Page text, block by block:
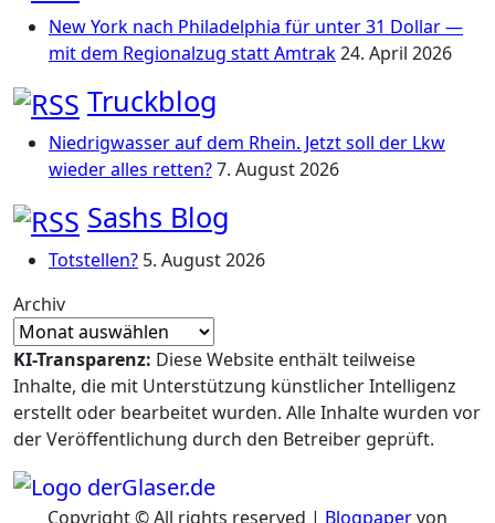
New York nach Philadelphia für unter 31 Dollar —
mit dem Regionalzug statt Amtrak24. April 2026
Truckblog
Niedrigwasser auf dem Rhein. Jetzt soll der Lkw
wieder alles retten?7. August 2026
Sashs Blog
Totstellen? 5. August 2026
Archiv
KI-Transparenz: Diese Website enthält teilweise
Inhalte, die mit Unterstützung künstlicher Intelligenz
erstellt oder bearbeitet wurden. Alle Inhalte wurden vor
der Veröffentlichung durch den Betreiber geprüft.
Copyright © All rights reserved | Blogpapervon